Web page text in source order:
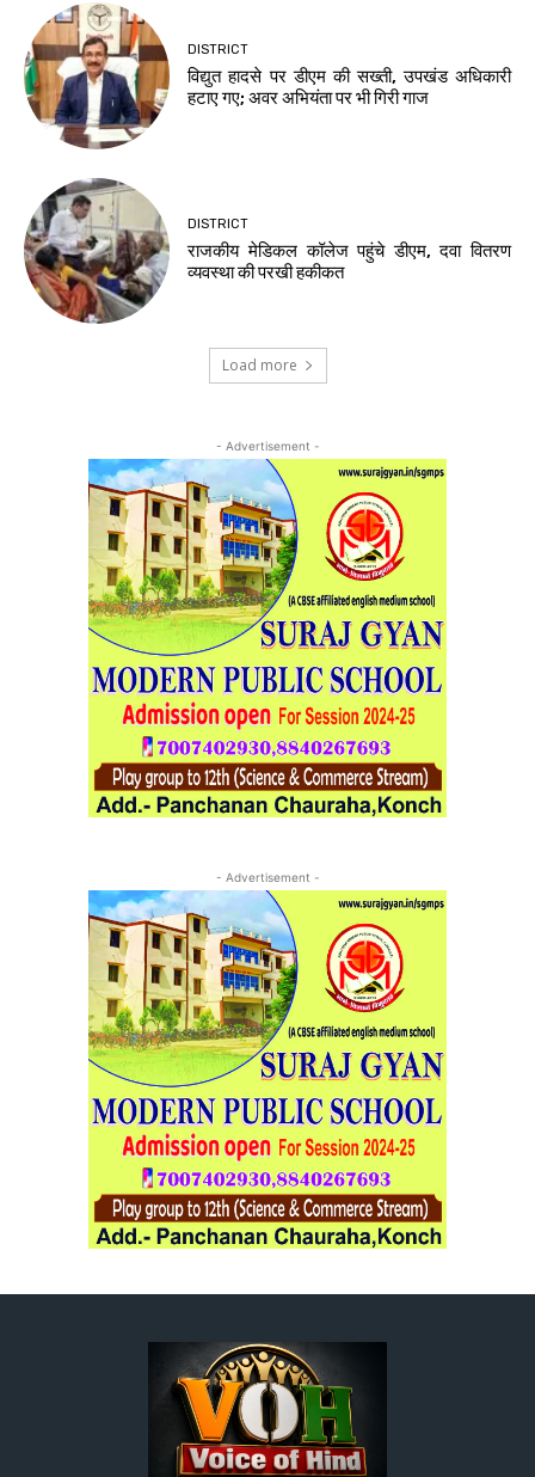
DISTRICT
विद्युत हादसे पर डीएम की सख्ती, उपखंड अधिकारी
हटाए गए; अवर अभियंता पर भी गिरी गाज
DISTRICT
राजकीय मेडिकल कॉलेज पहुंचे डीएम, दवा वितरण
व्यवस्था की परखी हकीकत
Load more
- Advertisement -
- Advertisement -